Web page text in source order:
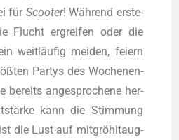
für Scoo­ter! Wäh­rend ers­te­
Flucht ergrei­fen oder die
weit­läu­fig mei­den, fei­ern
Par­tys des Wochen­en­
bereits ange­spro­che­ne her­
kann die Stim­mung
die Lust auf mitgröhl­taug­